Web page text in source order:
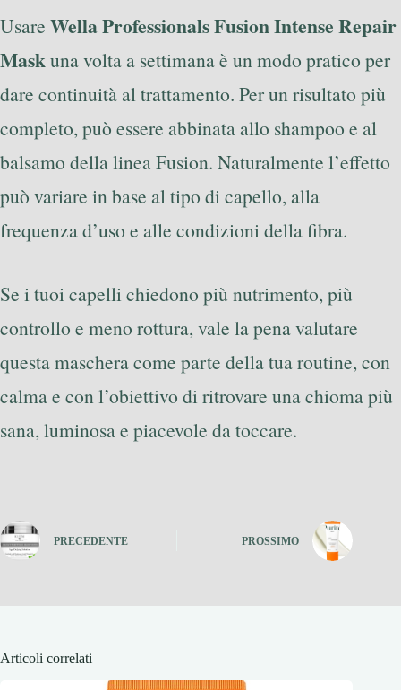
Usare Wella Professionals Fusion Intense Repair
Maskuna volta a settimana è un modo pratico per
dare continuità al trattamento. Per un risultato più
completo, può essere abbinata allo shampoo e al
balsamo della linea Fusion. Naturalmente l’effetto
può variare in base al tipo di capello, alla
frequenza d’uso e alle condizioni della fibra.
Se i tuoi capelli chiedono più nutrimento, più
controllo e meno rottura, vale la pena valutare
questa maschera come parte della tua routine, con
calma e con l’obiettivo di ritrovare una chioma più
sana, luminosa e piacevole da toccare.
PRECEDENTE PROSSIMO
Articoli correlati